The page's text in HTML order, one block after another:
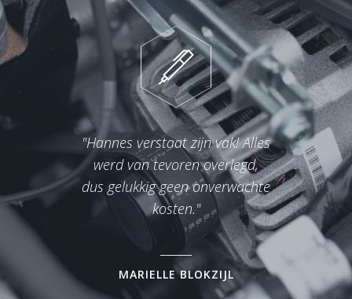
"Hannes verstaat zijn vak! Alles
werd van tevoren overlegd,
dus gelukkig geen onverwachte
kosten."
MARIELLE BLOKZIJL